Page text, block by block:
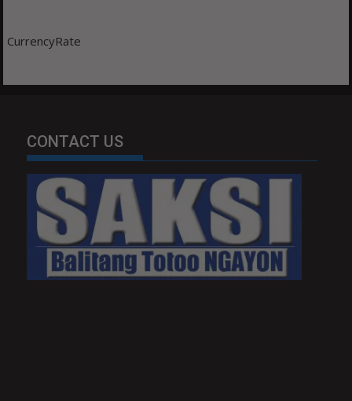
CurrencyRate
CONTACT US